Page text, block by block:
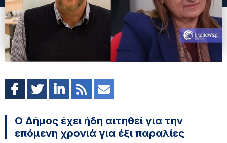
Ο Δήμος έχει ήδη αιτηθεί για την
επόμενη χρονιά για έξι παραλίες